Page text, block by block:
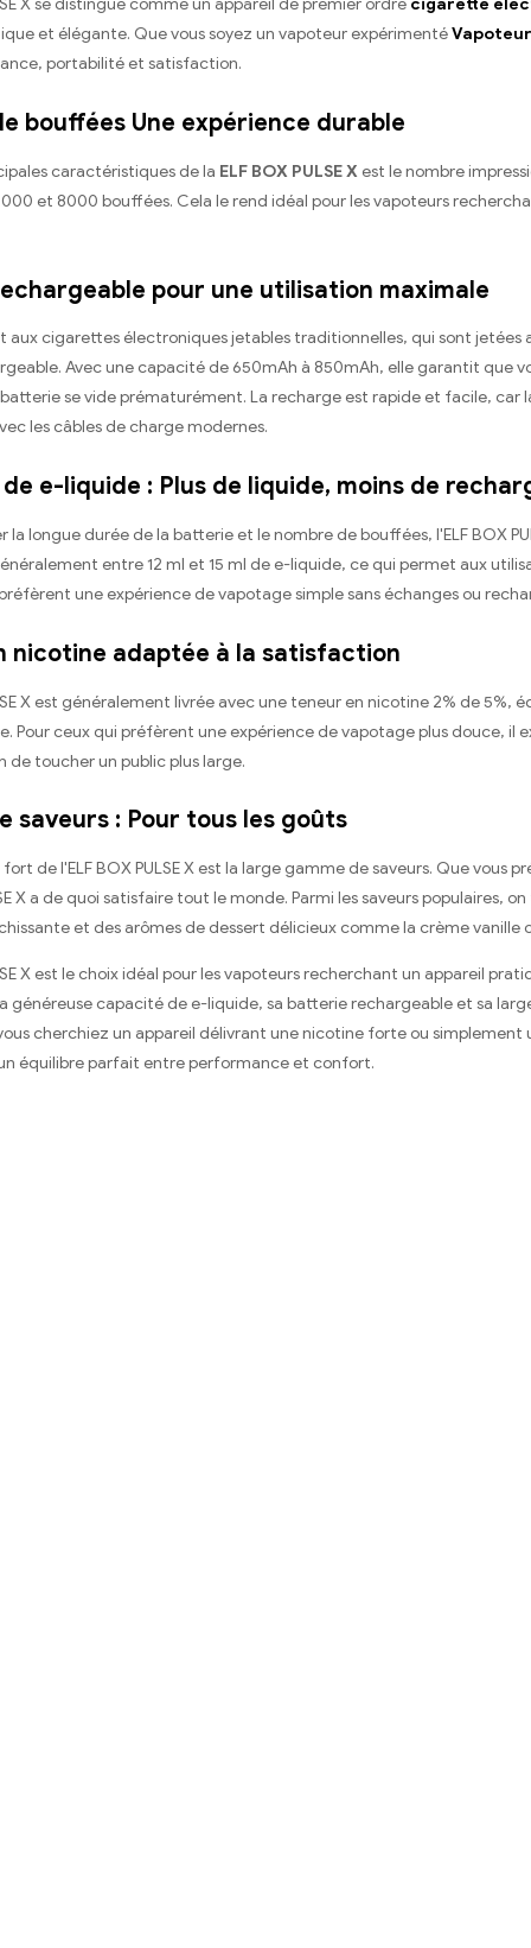
X se distingue comme un appareil de premier ordre cigarette
et élégante. Que vous soyez un vapoteur expérimenté
portabilité et satisfaction.
bouffées Une expérience durable
caractéristiques de la ELF BOX PULSE X est le nombre
et 8000 bouffées. Cela le rend idéal pour les vapoteurs
pour une utilisation maximale
cigarettes électroniques jetables traditionnelles, qui sont jetées
Avec une capacité de 650mAh à 850mAh, elle garantit que
se vide prématurément. La recharge est rapide et facile, car
les câbles de charge modernes.
e-liquide : Plus de liquide, moins de
la longue durée de la batterie et le nombre de bouffées, l'ELF BOX
entre 12 ml et 15 ml de e-liquide, ce qui permet aux
une expérience de vapotage simple sans échanges ou
nicotine adaptée à la satisfaction
X est généralement livrée avec une teneur en nicotine 2% de
Pour ceux qui préfèrent une expérience de vapotage plus douce,
de toucher un public plus large.
saveurs : Pour tous les goûts
de l'ELF BOX PULSE X est la large gamme de saveurs. Que vous
X a de quoi satisfaire tout le monde. Parmi les saveurs
et des arômes de dessert délicieux comme la crème vanille
X est le choix idéal pour les vapoteurs recherchant un appareil
généreuse capacité de e-liquide, sa batterie rechargeable et sa
cherchiez un appareil délivrant une nicotine forte ou simplement
un équilibre parfait entre performance et confort.